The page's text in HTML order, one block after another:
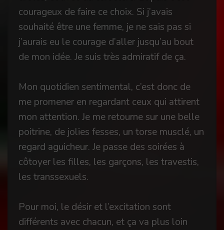
courageux de faire ce choix. Si j’avais
souhaité être une femme, je ne sais pas si
j’aurais eu le courage d’aller jusqu’au bout
de mon idée. Je suis très admiratif de ça.
Mon quotidien sentimental, c’est donc de
me promener en regardant ceux qui attirent
mon attention. Je me retourne sur une belle
poitrine, de jolies fesses, un torse musclé, un
regard aguicheur. Je passe des soirées à
côtoyer les filles, les garçons, les travestis,
les transsexuels.
Pour moi, le désir et l’excitation sont
différents avec chacun, et ça va plus loin